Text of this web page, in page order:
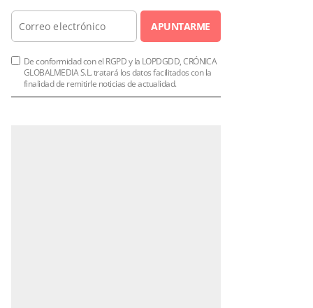
APUNTARME
De conformidad con el RGPD y la LOPDGDD, CRÓNICA
GLOBALMEDIA S.L. tratará los datos facilitados con la
finalidad de remitirle noticias de actualidad.